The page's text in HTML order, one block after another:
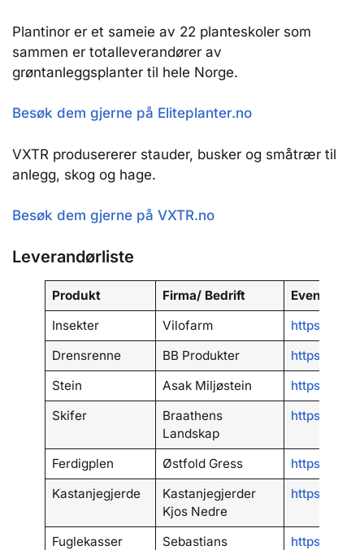
Plantinor er et sameie av 22 planteskoler som
sammen er totalleverandører av
grøntanleggsplanter til hele Norge.
Besøk dem gjerne på Eliteplanter.no
VXTR produsererer stauder, busker og småtrær til
anlegg, skog og hage.
Besøk dem gjerne på VXTR.no
Leverandørliste
Produkt Firma/ Bedrift
Event.
Insekter
Vilofarm
https://
Drensrenne
BB Produkter
https://
Stein
Asak Miljøstein
https://
Skifer
Braathens
Landskap
https://
Ferdigplen Østfold Gress
https://
Kastanjegjerde
Kastanjegjerder
Kjos Nedre
https://
Fuglekasser
Sebastians
https://